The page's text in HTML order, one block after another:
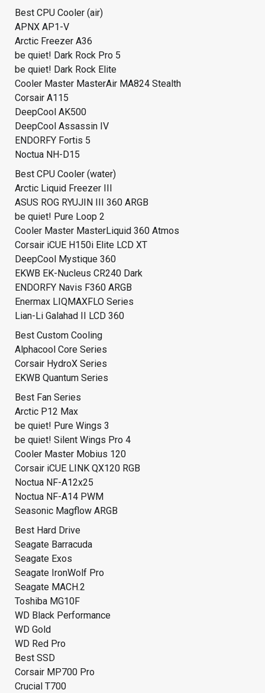
Best CPU Cooler (air)
APNX AP1-V
Arctic Freezer A36
be quiet! Dark Rock Pro 5
be quiet! Dark Rock Elite
Cooler Master MasterAir MA824 Stealth
Corsair A115
DeepCool AK500
DeepCool Assassin IV
ENDORFY Fortis 5
Noctua NH-D15
Best CPU Cooler (water)
Arctic Liquid Freezer III
ASUS ROG RYUJIN III 360 ARGB
be quiet! Pure Loop 2
Cooler Master MasterLiquid 360 Atmos
Corsair iCUE H150i Elite LCD XT
DeepCool Mystique 360
EKWB EK-Nucleus CR240 Dark
ENDORFY Navis F360 ARGB
Enermax LIQMAXFLO Series
Lian-Li Galahad II LCD 360
Best Custom Cooling
Alphacool Core Series
Corsair HydroX Series
EKWB Quantum Series
Best Fan Series
Arctic P12 Max
be quiet! Pure Wings 3
be quiet! Silent Wings Pro 4
Cooler Master Mobius 120
Corsair iCUE LINK QX120 RGB
Noctua NF-A12x25
Noctua NF-A14 PWM
Seasonic Magflow ARGB
Best Hard Drive
Seagate Barracuda
Seagate Exos
Seagate IronWolf Pro
Seagate MACH.2
Toshiba MG10F
WD Black Performance
WD Gold
WD Red Pro
Best SSD
Corsair MP700 Pro
Crucial T700